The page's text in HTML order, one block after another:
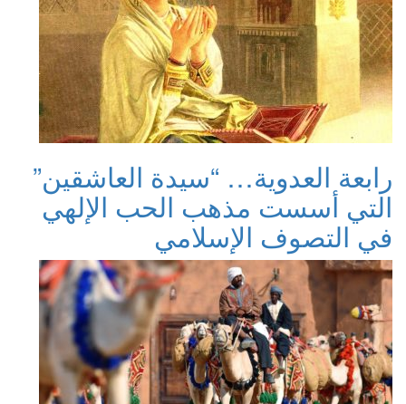
رابعة العدوية… “سيدة العاشقين”
التي أسست مذهب الحب الإلهي
في التصوف الإسلامي